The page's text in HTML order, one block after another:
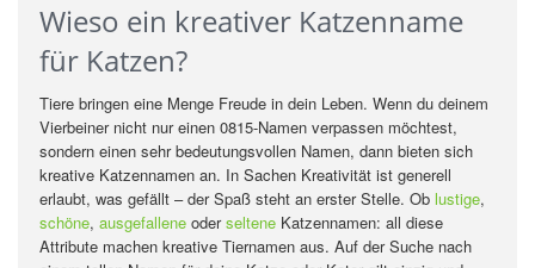
Wieso ein kreativer Katzenname
für Katzen?
Tiere bringen eine Menge Freude in dein Leben. Wenn du deinem
Vierbeiner nicht nur einen 0815-Namen verpassen möchtest,
sondern einen sehr bedeutungsvollen Namen, dann bieten sich
kreative Katzennamen an. In Sachen Kreativität ist generell
erlaubt, was gefällt – der Spaß steht an erster Stelle. Ob lustige,
schöne, ausgefallene oderseltene Katzennamen: all diese
Attribute machen kreative Tiernamen aus. Auf der Suche nach